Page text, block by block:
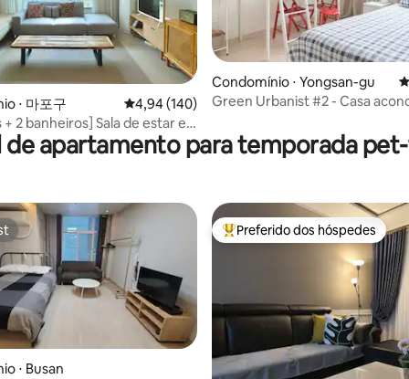
de 5, 130 avaliações
⋅ 마포구 4,94 de uma avaliação média de 5, 140
4,94 (140)
2 banheiros] Sala de estar e
a 5 minutos da Estação
de Hongdae e do Rio Han
Condomínio ⋅ Yongsan-gu
Green Urbanist #2 - Casa
de apartamento para temporada
⋅ Busan
Entre os melhores preferidos
Preferido dos hóspedes